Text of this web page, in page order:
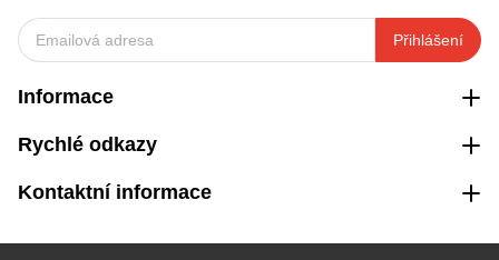
Přihlášení
Informace
Rychlé odkazy
Kontaktní informace